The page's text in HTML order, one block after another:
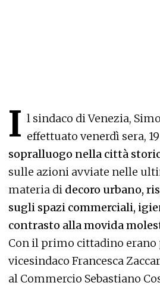
I l sindaco di Venezia,
effettuato venerdì sera,
sopralluogo nella città
sulle azioni avviate nelle
materia di decoro urbano,
sugli spazi commerciali,
contrasto alla movida
Con il primo cittadino erano
vicesindaco Francesca
al Commercio Sebastiano